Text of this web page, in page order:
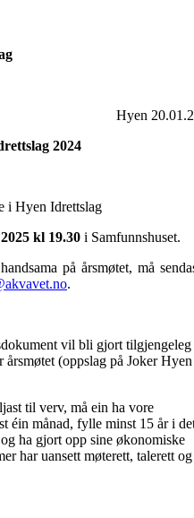
Hyen
2024
i Hyen Idrettslag
kl 19.30 i Samfunnshuset.
på årsmøtet, må
.
vil bli gjort tilgjengeleg
(oppslag på Joker Hyen
til verv, må ein ha vore
éin månad, fylle minst 15 år i
ha gjort opp sine økonomiske
har uansett møterett, talerett og